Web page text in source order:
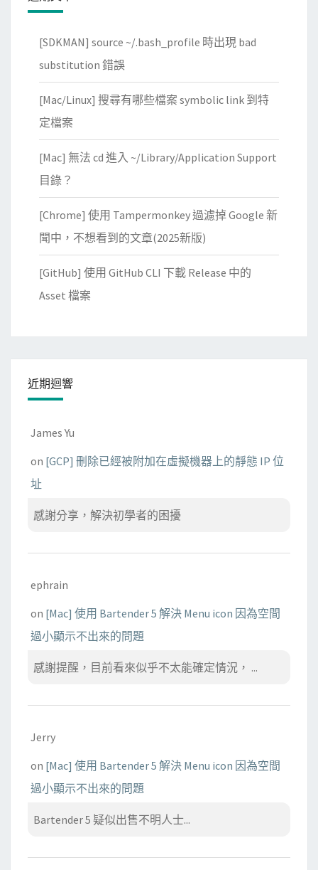
[SDKMAN] source ~/.bash_profile 時出現 bad
substitution 錯誤
[Mac/Linux] 搜尋有哪些檔案 symbolic link 到特
定檔案
[Mac] 無法 cd 進入 ~/Library/Application Support
目錄？
[Chrome] 使用 Tampermonkey 過濾掉 Google 新
聞中，不想看到的文章(2025新版)
[GitHub] 使用 GitHub CLI 下載 Release 中的
Asset 檔案
近期迴響
James Yu
on [GCP] 刪除已經被附加在虛擬機器上的靜態 IP 位
址
感謝分享，解決初學者的困擾
ephrain
on [Mac] 使用 Bartender 5 解決 Menu icon 因為空間
過小顯示不出來的問題
感謝提醒，目前看來似乎不太能確定情況， ...
Jerry
on [Mac] 使用 Bartender 5 解決 Menu icon 因為空間
過小顯示不出來的問題
Bartender 5 疑似出售不明人士...